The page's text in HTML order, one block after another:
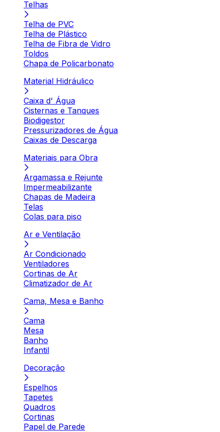
Telhas
Telha de PVC
Telha de Plástico
Telha de Fibra de Vidro
Toldos
Chapa de Policarbonato
Material Hidráulico
Caixa d' Água
Cisternas e Tanques
Biodigestor
Pressurizadores de Água
Caixas de Descarga
Materiais para Obra
Argamassa e Rejunte
Impermeabilizante
Chapas de Madeira
Telas
Colas para piso
Ar e Ventilação
Ar Condicionado
Ventiladores
Cortinas de Ar
Climatizador de Ar
Cama, Mesa e Banho
Cama
Mesa
Banho
Infantil
Decoração
Espelhos
Tapetes
Quadros
Cortinas
Papel de Parede